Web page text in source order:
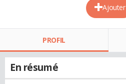
Ajouter
PROFIL
En résumé